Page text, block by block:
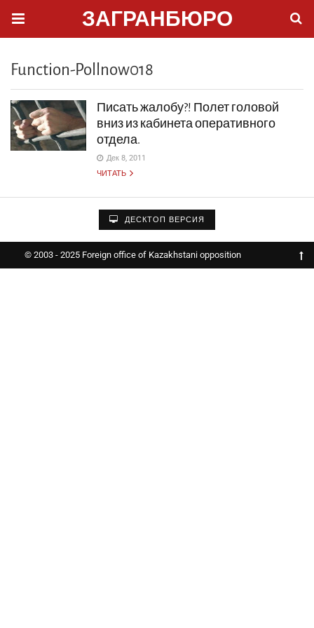
ЗАГРАНБЮРО
Function-Pollnow018
Писать жалобу?! Полет головой
вниз из кабинета оперативного
отдела.
Дек 8, 2011
ЧИТАТЬ
ДЕСКТОП ВЕРСИЯ
© 2003 - 2025 Foreign office of Kazakhstani opposition